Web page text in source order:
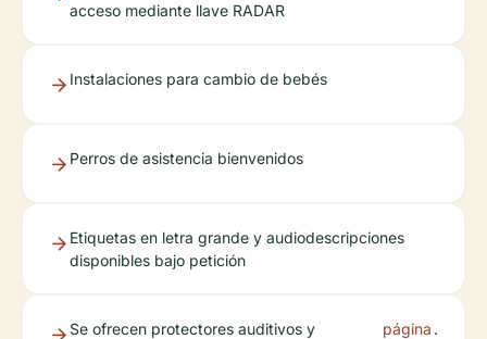
acceso mediante llave RADAR
Instalaciones para cambio de bebés
Perros de asistencia bienvenidos
Etiquetas en letra grande y audiodescripciones
disponibles bajo petición
Se ofrecen protectores auditivos y
página .